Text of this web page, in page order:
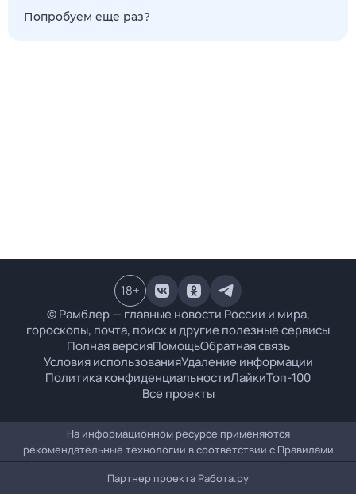
Попробуем еще раз?
© Рамблер — главные новости России и мира,
гороскопы, почта, поиск и другие полезные сервисы
Полная версияПомощьОбратная связь
Условия использованияУдаление информации
Политика конфиденциальностиЛайкиТоп-100
Все проекты
18+
На информационном ресурсе применяются
рекомендательные технологии в соответствии с Правилами
Партнер проекта Работа.ру